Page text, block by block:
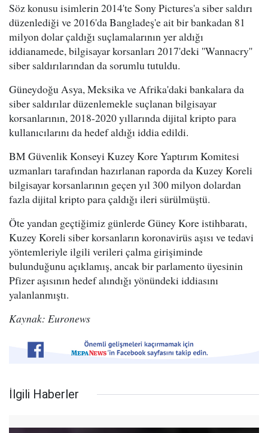
Söz konusu isimlerin 2014'te Sony Pictures'a siber saldırı
düzenlediği ve 2016'da Bangladeş'e ait bir bankadan 81
milyon dolar çaldığı suçlamalarının yer aldığı
iddianamede, bilgisayar korsanları 2017'deki ''Wannacry''
siber saldırılarından da sorumlu tutuldu.
Güneydoğu Asya, Meksika ve Afrika'daki bankalara da
siber saldırılar düzenlemekle suçlanan bilgisayar
korsanlarının, 2018-2020 yıllarında dijital kripto para
kullanıcılarını da hedef aldığı iddia edildi.
BM Güvenlik Konseyi Kuzey Kore Yaptırım Komitesi
uzmanları tarafından hazırlanan raporda da Kuzey Koreli
bilgisayar korsanlarının geçen yıl 300 milyon dolardan
fazla dijital kripto para çaldığı ileri sürülmüştü.
Öte yandan geçtiğimiz günlerde Güney Kore istihbaratı,
Kuzey Koreli siber korsanların koronavirüs aşısı ve tedavi
yöntemleriyle ilgili verileri çalma girişiminde
bulunduğunu açıklamış, ancak bir parlamento üyesinin
Pfizer aşısının hedef alındığı yönündeki iddiasını
yalanlanmıştı.
Kaynak: Euronews
İlgili Haberler